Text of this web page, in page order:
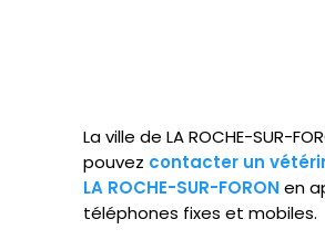
La ville de LA ROCHE-SUR-
pouvez contacter un
LA ROCHE-SUR-FORON en
téléphones fixes et mobiles.